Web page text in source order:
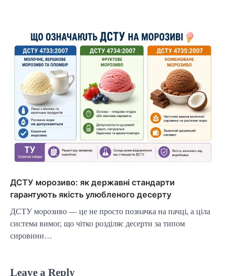
ДСТУ морозиво: як державні стандарти
гарантують якість улюбленого десерту
ДСТУ морозиво — це не просто позначка на пачці, а ціла
система вимог, що чітко розділяє десерти за типом
сировини…
Leave a Reply